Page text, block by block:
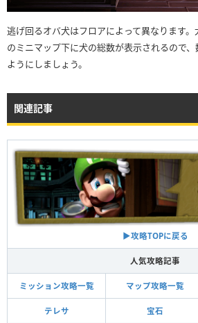
逃げ回るオバ犬はフロアによって異なります
のミニマップ下に犬の総数が表示されるので
ようにしましょう。
関連記事
▶︎攻略TOPに戻る
人気攻略記事
ミッション攻略一覧 マップ攻略一覧
テレサ 宝石